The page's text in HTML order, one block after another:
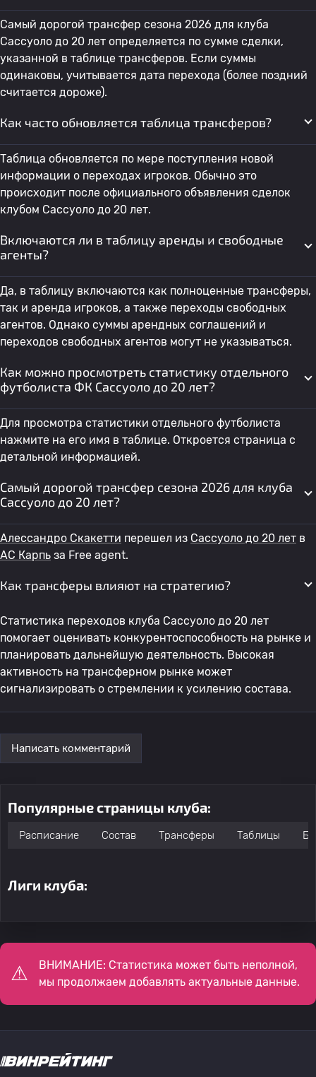
Самый дорогой трансфер сезона 2026 для клуба
Сассуоло до 20 лет определяется по сумме сделки,
указанной в таблице трансферов. Если суммы
одинаковы, учитывается дата перехода (более поздний
считается дороже).
Как часто обновляется таблица трансферов?
Таблица обновляется по мере поступления новой
информации о переходах игроков. Обычно это
происходит после официального объявления сделок
клубом Сассуоло до 20 лет.
Включаются ли в таблицу аренды и свободные
агенты?
Да, в таблицу включаются как полноценные трансферы,
так и аренда игроков, а также переходы свободных
агентов. Однако суммы арендных соглашений и
переходов свободных агентов могут не указываться.
Как можно просмотреть статистику отдельного
футболиста ФК Сассуоло до 20 лет?
Для просмотра статистики отдельного футболиста
нажмите на его имя в таблице. Откроется страница с
детальной информацией.
Самый дорогой трансфер сезона 2026 для клуба
Сассуоло до 20 лет?
Алессандро Скакетти перешел из Сассуоло до 20 лет в
АС Карпь за Free agent.
Как трансферы влияют на стратегию?
Статистика переходов клуба Сассуоло до 20 лет
помогает оценивать конкурентоспособность на рынке и
планировать дальнейшую деятельность. Высокая
активность на трансферном рынке может
сигнализировать о стремлении к усилению состава.
Написать комментарий
Популярные страницы клуба:
Расписание Состав Трансферы Таблицы
Лиги клуба:
ВНИМАНИЕ: Статистика может быть неполной,
мы продолжаем добавлять актуальные данные.